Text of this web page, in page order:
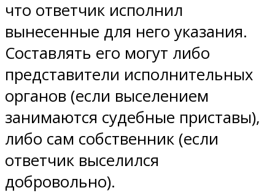
что ответчик исполнил
вынесенные для него указания.
Составлять его могут либо
представители исполнительных
органов (если выселением
занимаются судебные приставы),
либо сам собственник (если
ответчик выселился
добровольно).